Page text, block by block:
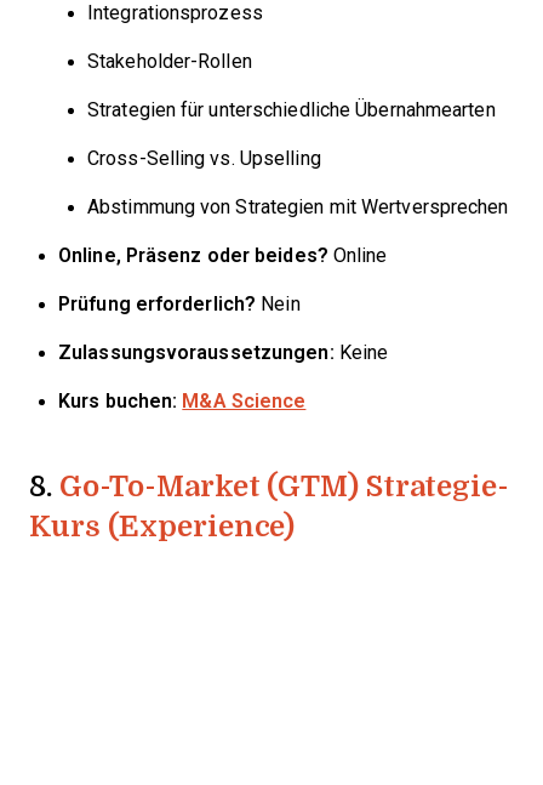
Integrationsprozess
Stakeholder-Rollen
Strategien für unterschiedliche Übernahmearten
Cross-Selling vs. Upselling
Abstimmung von Strategien mit Wertversprechen
Online, Präsenz oder beides? Online
Prüfung erforderlich? Nein
Zulassungsvoraussetzungen: Keine
Kurs buchen: M&A Science
8. Go-To-Market (GTM) Strategie-
Kurs (Experience)